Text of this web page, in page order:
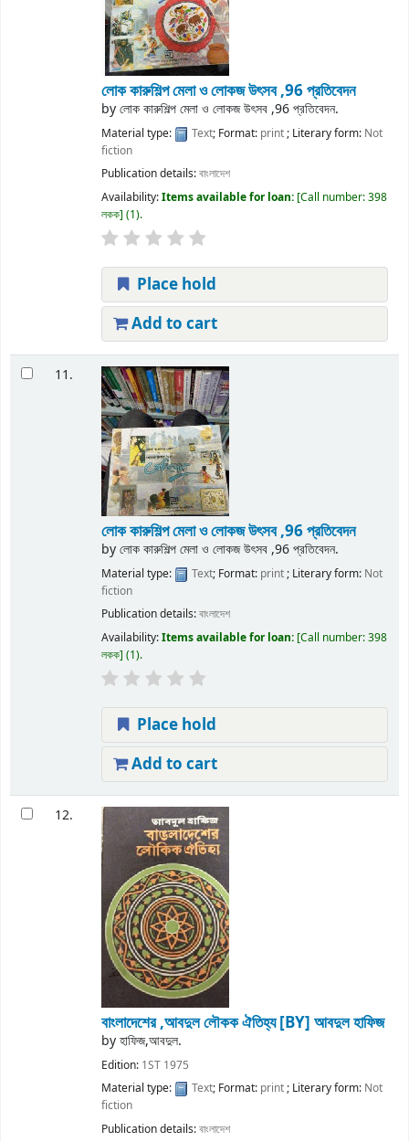
লোক কারুশিল্প মেলা ও লোকজ উৎসব ,96 প্রতিবেদন
byলোক কারুশিল্প মেলা ও লোকজ উৎসব ,96 প্রতিবেদন.
Material type: Text; Format: print; Literary form: Not
fiction
Publication details:বাংলাদেশ
Availability:Items available for loan: Call number:398
লকক (1).
Place hold
Add to cart
11.
লোক কারুশিল্প মেলা ও লোকজ উৎসব ,96 প্রতিবেদন
byলোক কারুশিল্প মেলা ও লোকজ উৎসব ,96 প্রতিবেদন.
Material type: Text; Format: print; Literary form: Not
fiction
Publication details:বাংলাদেশ
Availability:Items available for loan: Call number:398
লকক (1).
Place hold
Add to cart
12.
বাংলাদেশের ,আবদুল লৌকক ঐতিহ্য[BY] আবদুল হাফিজ
byহাফিজ,আবদুল.
Edition: 1ST 1975
Material type:
Text; Format: print; Literary form: Not
fiction
Publication details:বাংলাদেশ